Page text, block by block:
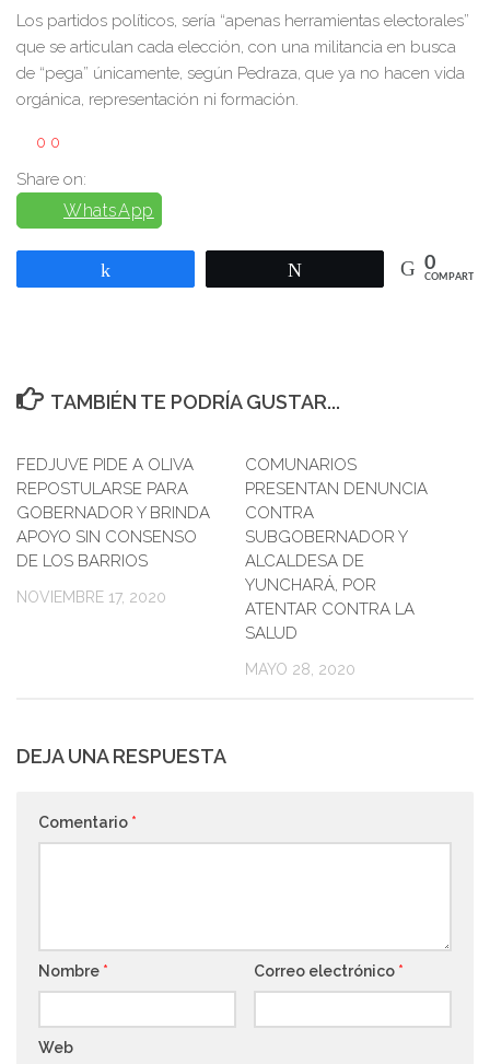
Los partidos políticos, sería “apenas herramientas electorales”
que se articulan cada elección, con una militancia en busca
de “pega” únicamente, según Pedraza, que ya no hacen vida
orgánica, representación ni formación.
0 0
Share on:
WhatsApp
0
COMPARTIR
TAMBIÉN TE PODRÍA GUSTAR...
FEDJUVE PIDE A OLIVA
REPOSTULARSE PARA
GOBERNADOR Y BRINDA
APOYO SIN CONSENSO
DE LOS BARRIOS
NOVIEMBRE 17, 2020
COMUNARIOS
PRESENTAN DENUNCIA
CONTRA
SUBGOBERNADOR Y
ALCALDESA DE
YUNCHARÁ, POR
ATENTAR CONTRA LA
SALUD
MAYO 28, 2020
DEJA UNA RESPUESTA
Comentario *
Nombre * Correo electrónico *
Web